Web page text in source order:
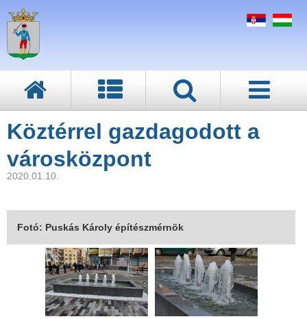
Köztérrel gazdagodott a
városközpont
2020.01.10.
Fotó: Puskás Károly építészmérnök